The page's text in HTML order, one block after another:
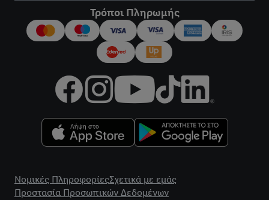
Τρόποι Πληρωμής
Νομικές ΠληροφορίεςΣχετικά με εμάς
Προστασία Προσωπικών Δεδομένων